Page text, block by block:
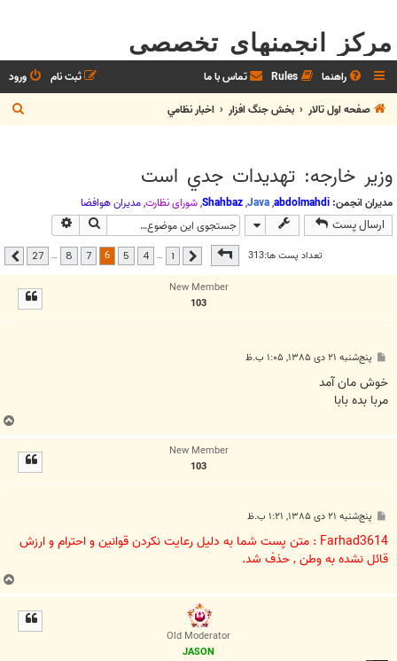
مرکز انجمنهای تخصصی
راهنما Rules تماس با ما ورود
ثبت نام
صفحه اول تالار
بخش جنگ افزار اخبار نظامي
ج
س
وزير خارجه: تهديدات جدي است
مدیران انجمن: abdolmahdi
,
Java
,
Shahbaz
,شوراي نظارت,مديران هوافضا
ارسال پست جستجو
تعداد پست ها:313صفحه6 از27 قبلی …
4
5
6
7
8
…
27 بعدی
New Member
103
پ
ت
پنج‌شنبه ۲۱ دی ۱۳۸۵, ۱:۰۵ ب.ظ
خوش مان آمد
مربا بده بابا
ب
ا
New Member
103
پ
ت
پنج‌شنبه ۲۱ دی ۱۳۸۵, ۱:۲۱ ب.ظ
Farhad3614 : متن پست شما به دلیل رعایت نکردن قوانین و احترام و ارزش
قائل نشده به وطن , حذف شد.
ب
ا
Old Moderator
JASON